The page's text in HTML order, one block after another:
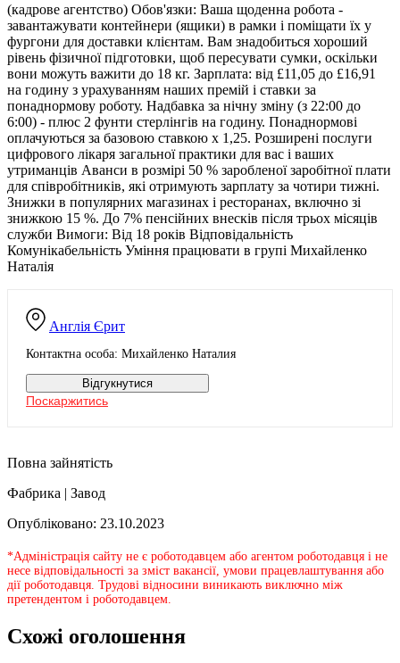
Англія Єрит
Контактна особа: Михайленко Наталия
Відгукнутися
Поскаржитись
(кадрове агентство) Обов'язки: Ваша щоденна робота -
завантажувати контейнери (ящики) в рамки і поміщати їх у
фургони для доставки клієнтам. Вам знадобиться хороший
рівень фізичної підготовки, щоб пересувати сумки, оскільки
вони можуть важити до 18 кг. Зарплата: від £11,05 до £16,91
на годину з урахуванням наших премій і ставки за
понаднормову роботу. Надбавка за нічну зміну (з 22:00 до
6:00) - плюс 2 фунти стерлінгів на годину. Понаднормові
оплачуються за базовою ставкою х 1,25. Розширені послуги
цифрового лікаря загальної практики для вас і ваших
утриманців Аванси в розмірі 50 % заробленої заробітної плати
для співробітників, які отримують зарплату за чотири тижні.
Знижки в популярних магазинах і ресторанах, включно зі
знижкою 15 %. До 7% пенсійних внесків після трьох місяців
служби Вимоги: Від 18 років Відповідальність
Комунікабельність Уміння працювати в групі Михайленко
Наталія
Повна зайнятість
Фабрика | Завод
Опубліковано: 23.10.2023
*Адміністрація сайту не є роботодавцем або агентом роботодавця і не
несе відповідальності за зміст вакансії, умови працевлаштування або
дії роботодавця. Трудові відносини виникають виключно між
претендентом і роботодавцем.
Схожі оголошення